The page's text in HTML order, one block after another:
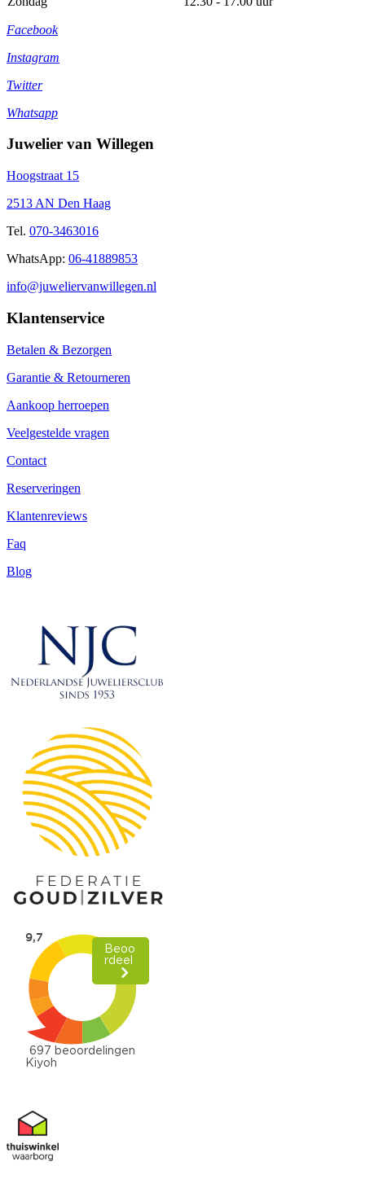
Facebook
Instagram
Twitter
Whatsapp
Juwelier van Willegen
Hoogstraat 15
2513 AN Den Haag
Tel. 070-3463016
WhatsApp: 06-41889853
info@juweliervanwillegen.nl
Klantenservice
Betalen & Bezorgen
Garantie & Retourneren
Aankoop herroepen
Veelgestelde vragen
Contact
Reserveringen
Klantenreviews
Faq
Blog